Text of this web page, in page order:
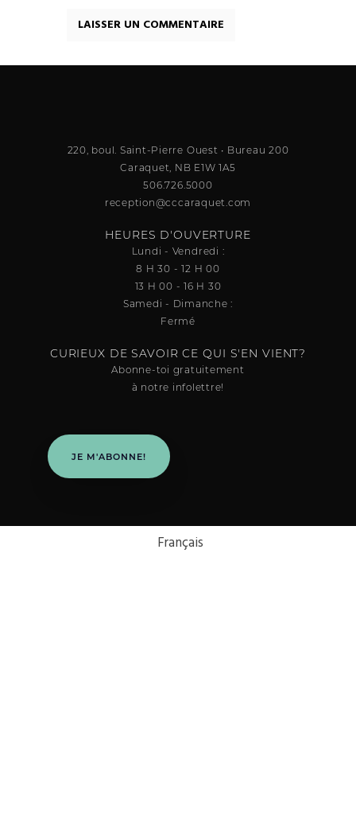
220, boul. Saint-Pierre Ouest • Bureau 200
Caraquet, NB E1W 1A5
506.726.5000
reception@cccaraquet.com
HEURES D'OUVERTURE
Lundi - Vendredi :
8 H 30 - 12 H 00
13 H 00 - 16 H 30
Samedi - Dimanche :
Fermé
CURIEUX DE SAVOIR CE QUI S'EN VIENT?
Abonne-toi gratuitement
à notre infolettre!
JE M'ABONNE!
Français